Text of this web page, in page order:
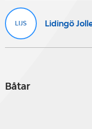
LIJS Lidingö
Båtar